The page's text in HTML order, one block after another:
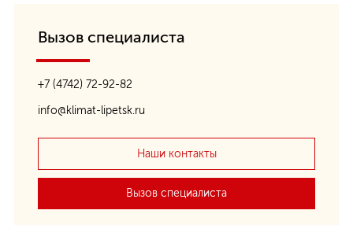
Вызов специалиста
+7 (4742) 72-92-82
info@klimat-lipetsk.ru
Наши контакты
Вызов специалиста